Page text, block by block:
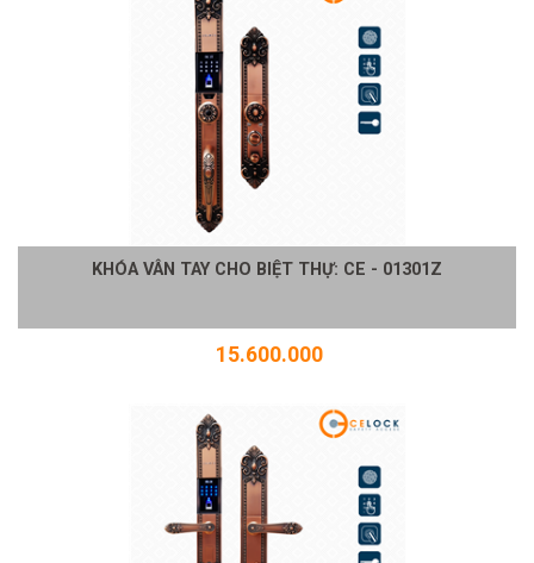
KHÓA VÂN TAY CHO BIỆT THỰ: CE - 01301Z
15.600.000